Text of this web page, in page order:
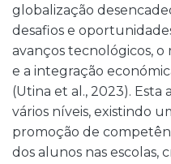
globalização
desafios e
avanços tecnológicos,
e a integração
(Utina et al., 2023). Esta
vários níveis, existindo
promoção de
dos alunos nas escolas,